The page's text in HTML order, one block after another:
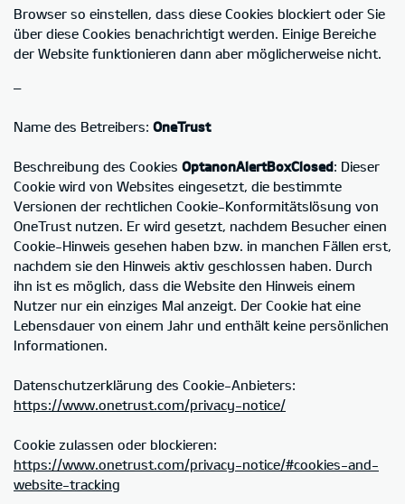
Browser so einstellen, dass diese Cookies blockiert oder Sie
über diese Cookies benachrichtigt werden. Einige Bereiche
der Website funktionieren dann aber möglicherweise nicht.
–
Name des Betreibers: OneTrust
Beschreibung des Cookies OptanonAlertBoxClosed: Dieser
Cookie wird von Websites eingesetzt, die bestimmte
Versionen der rechtlichen Cookie-Konformitätslösung von
OneTrust nutzen. Er wird gesetzt, nachdem Besucher einen
Cookie-Hinweis gesehen haben bzw. in manchen Fällen erst,
nachdem sie den Hinweis aktiv geschlossen haben. Durch
ihn ist es möglich, dass die Website den Hinweis einem
Nutzer nur ein einziges Mal anzeigt. Der Cookie hat eine
Lebensdauer von einem Jahr und enthält keine persönlichen
Informationen.
Datenschutzerklärung des Cookie-Anbieters:
https://www.onetrust.com/privacy-notice/
Cookie zulassen oder blockieren:
https://www.onetrust.com/privacy-notice/#cookies-and-
website-tracking